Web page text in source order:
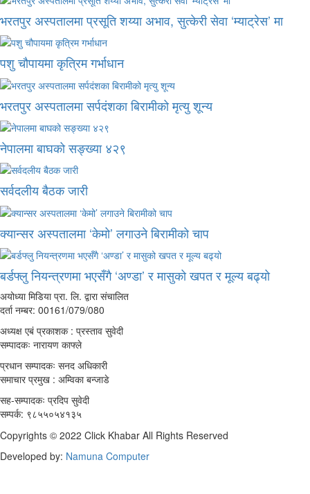
भरतपुर अस्पतालमा प्रसूति शय्या अभाव, सुत्केरी सेवा ‘म्याट्रेस’ मा
पशु चौपायमा कृत्रिम गर्भाधान
भरतपुर अस्पतालमा सर्पदंशका बिरामीको मृत्यु शून्य
नेपालमा बाघको सङ्ख्या ४२९
सर्वदलीय बैठक जारी
क्यान्सर अस्पतालमा ‘केमो’ लगाउने बिरामीको चाप
बर्डफ्लु नियन्त्रणमा भएसँगै ‘अण्डा’ र मासुको खपत र मूल्य बढ्यो
अयोध्या मिडिया प्रा. लि. द्वारा संचालित
दर्ता नम्बर: 00161/079/080
अध्यक्ष एबं प्रकाशक : प्रस्ताव सुवेदी
सम्पादकः नारायण काफ्ले
प्रधान सम्पादकः सनद अधिकारी
समाचार प्रमुख : अम्विका बन्जाडे
सह-सम्पादकः प्रदिप सुवेदी
सम्पर्क: ९८५५०५४१३५
Copyrights © 2022 Click Khabar All Rights Reserved
Developed by: Namuna Computer